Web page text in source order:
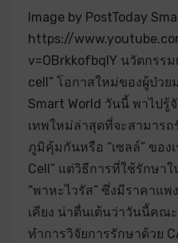
Image by PostToday
https://
v=OBrkkofbqlY นวัตกรรม
cell” โอกาสใหม่ของผู้ป่วย
Smart World วันนี้ พาไปรู้
เทพใหม่ล่าสุดที่จะสามารถ
ภูมิคุ้มกันหรือ “เซลล์” ของเ
Cell” แต่วิธีการที่ใช้รักษา
“พาหะไวรัส” ซึ่งมีราคาแพ
เคียง น่าตื่นเต้นว่าวันนี้คณ
ทำการวิจัยการรักษาด้วย